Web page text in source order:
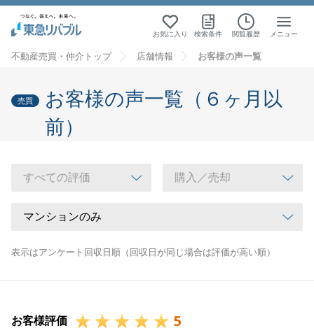
お気に入り 検索条件 閲覧履歴 メニュー
不動産売買・仲介トップ 店舗情報 お客様の声一覧
売買
お客様の声一覧（６ヶ月以
前）
表示はアンケート回収日順（回収日が同じ場合は評価が高い順）
お客様評価 5